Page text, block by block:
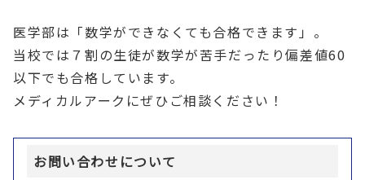
医学部は「数学ができなくても合格できます」。
当校では７割の生徒が数学が苦手だったり偏差値60
以下でも合格しています。
メディカルアークにぜひご相談ください！
お問い合わせについて